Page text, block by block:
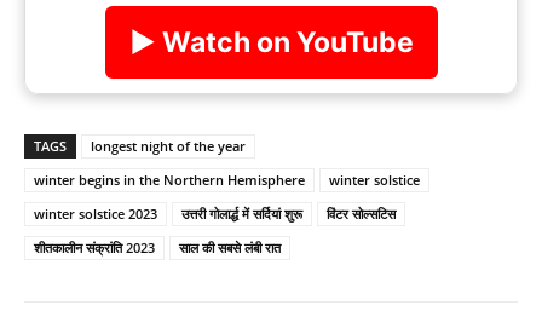
▶ Watch on YouTube
TAGS
longest night of the year
winter begins in the Northern Hemisphere
winter solstice
winter solstice 2023
उत्तरी गोलार्द्ध में सर्दियां शुरू
विंटर सोल्सटिस
शीतकालीन संक्रांति 2023
साल की सबसे लंबी रात